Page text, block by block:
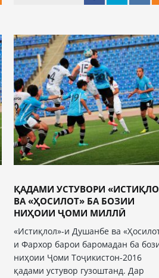
ҚАДАМИ УСТУВОРИ
ВА «ҲОСИЛОТ» БА БОЗИИ
НИҲОИИ ҶОМИ МИЛЛӢ
«Истиқлол»-и Душанбе ва
и Фархор барои баромадан ба
ниҳоии Ҷоми Тоҷикистон-2016
қадами устувор гузоштанд. Дар